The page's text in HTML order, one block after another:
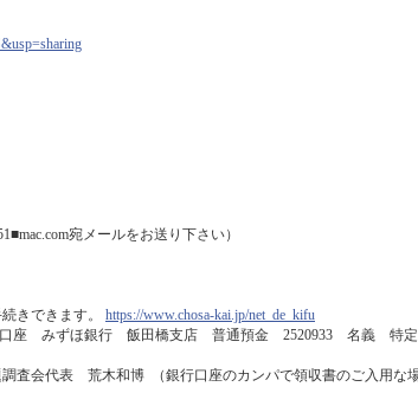
宛メールをお送り下さい）
きできます。 https://www.chosa-kai.jp/net_de_kifu
行口座 みずほ銀行 飯田橋支店 普通預金 2520933 名義 特定
代表 荒木和博 （銀行口座のカンパで領収書のご入用な